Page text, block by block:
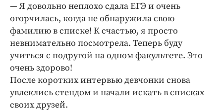
— Я довольно неплохо сдала ЕГЭ и очень
огорчилась, когда не обнаружила свою
фамилию в списке! К счастью, я просто
невнимательно посмотрела. Теперь буду
учиться с подругой на одном факультете. Это
очень здорово!
После коротких интервью девчонки снова
увлеклись стендом и начали искать в списках
своих друзей.